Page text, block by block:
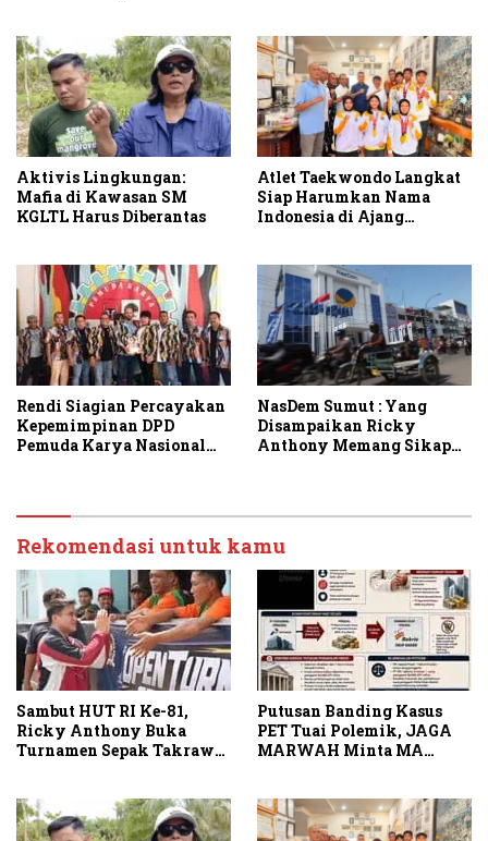
Aktivis Lingkungan:
Mafia di Kawasan SM
KGLTL Harus Diberantas
Atlet Taekwondo Langkat
Siap Harumkan Nama
Indonesia di Ajang
Rendi Siagian Percayakan
Kepemimpinan DPD
Pemuda Karya Nasional
NasDem Sumut : Yang
Disampaikan Ricky
Anthony Memang Sikap
Rekomendasi untuk kamu
Sambut HUT RI Ke-81,
Ricky Anthony Buka
Turnamen Sepak Takraw
Putusan Banding Kasus
PET Tuai Polemik, JAGA
MARWAH Minta MA